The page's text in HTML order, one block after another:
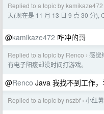
Replied to a topic by kamikaze472
天(现在是 11 月 13 日 9 点 30 分),
@kamikaze472 咋冲的哥
Replied to a topic by Renco › 感觉
有电子阳痿却没时间打游戏。
@Renco Java 我找不到工作
Replied to a topic by nszbf › 小红